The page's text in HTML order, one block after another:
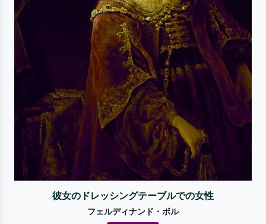
彼女のドレッシングテーブルでの女性
フェルディナンド・ボル